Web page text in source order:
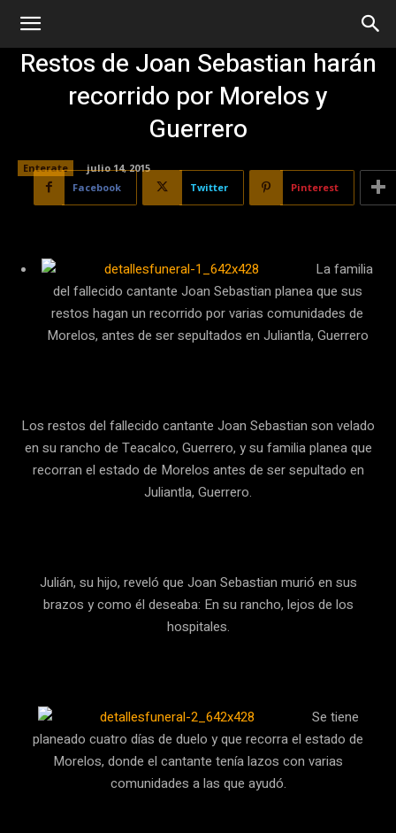
Restos de Joan Sebastian harán
recorrido por Morelos y
Guerrero
Enterate
julio 14, 2015
Facebook
Twitter Pinterest
La familia
del fallecido cantante Joan Sebastian planea que sus
restos hagan un recorrido por varias comunidades de
Morelos, antes de ser sepultados en Juliantla, Guerrero
Los restos del fallecido cantante Joan Sebastian son velado
en su rancho de Teacalco, Guerrero, y su familia planea que
recorran el estado de Morelos antes de ser sepultado en
Juliantla, Guerrero.
Julián, su hijo, reveló que Joan Sebastian murió en sus
brazos y como él deseaba: En su rancho, lejos de los
hospitales.
Se tiene
planeado cuatro días de duelo y que recorra el estado de
Morelos, donde el cantante tenía lazos con varias
comunidades a las que ayudó.